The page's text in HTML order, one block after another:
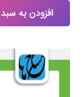
افزودن به